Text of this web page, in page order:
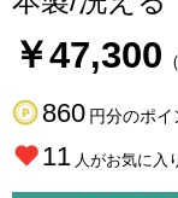
￥47,300
860 円分のポ
11 人がお気に入